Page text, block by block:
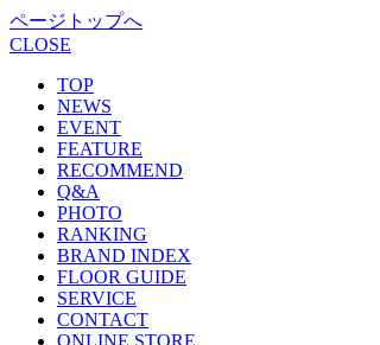
ページトップへ
CLOSE
TOP
NEWS
EVENT
FEATURE
RECOMMEND
Q&A
PHOTO
RANKING
BRAND INDEX
FLOOR GUIDE
SERVICE
CONTACT
ONLINE STORE